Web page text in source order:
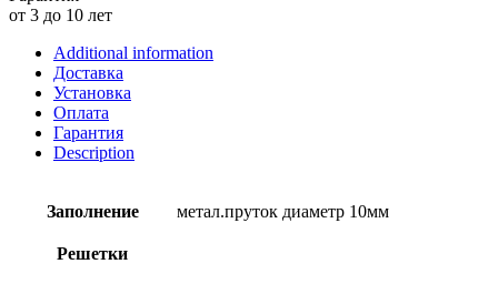
от 3 до 10 лет
Additional information
Доставка
Установка
Оплата
Гарантия
Description
Заполнение метал.пруток диаметр 10мм
Решетки